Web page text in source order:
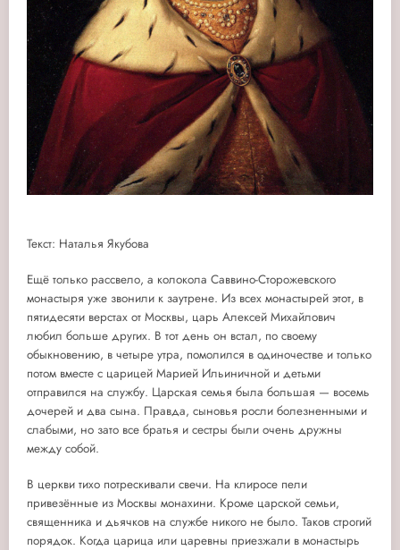
Текст: Наталья Якубова
Ещё только рассвело, а колокола Саввино-Сторожевского
монастыря уже звонили к заутрене. Из всех монастырей этот, в
пятидесяти верстах от Москвы, царь Алексей Михайлович
любил больше других. В тот день он встал, по своему
обыкновению, в четыре утра, помолился в одиночестве и только
потом вместе с царицей Марией Ильиничной и детьми
отправился на службу. Царская семья была большая — восемь
дочерей и два сына. Правда, сыновья росли болезненными и
слабыми, но зато все братья и сестры были очень дружны
между собой.
В церкви тихо потрескивали свечи. На клиросе пели
привезённые из Москвы монахини. Кроме царской семьи,
священника и дьячков на службе никого не было. Таков строгий
порядок. Когда царица или царевны приезжали в монастырь